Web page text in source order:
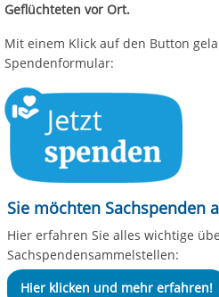
Geflüchteten vor Ort.
Mit einem Klick auf den Button
Spendenformular:
Sie möchten Sachspenden
Hier erfahren Sie alles wichtige
Sachspendensammelstellen:
Hier klicken und mehr erfahren!